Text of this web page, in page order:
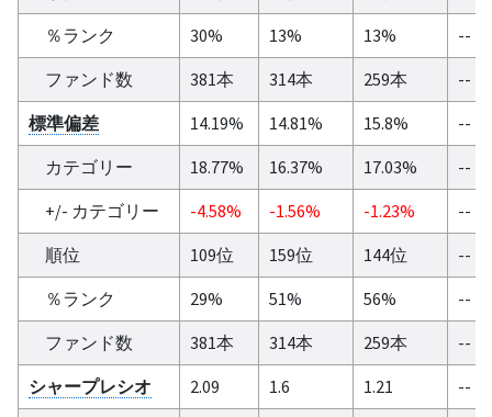
％ランク
30% 13% 13%
--
ファンド数
381本 314本 259本
--
標準偏差
14.19% 14.81% 15.8%
--
カテゴリー
18.77% 16.37% 17.03%
--
+/- カテゴリー
-4.58% -1.56% -1.23%
--
順位
109位 159位 144位
--
％ランク
29% 51% 56%
--
ファンド数
381本 314本 259本
--
シャープレシオ
2.09 1.6 1.21
--